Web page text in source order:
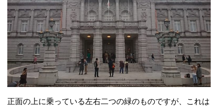
正面の上に乗っている左右二つの緑のものですが、これは